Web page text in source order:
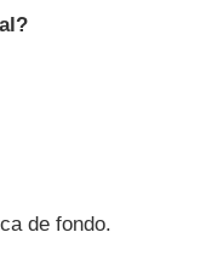
de fondo.